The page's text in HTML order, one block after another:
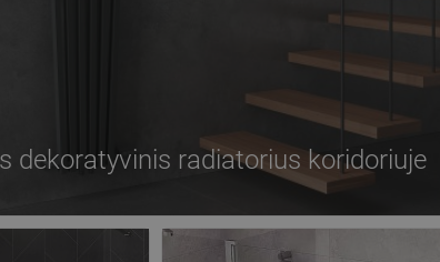
dekoratyvinis radiatorius koridoriuje